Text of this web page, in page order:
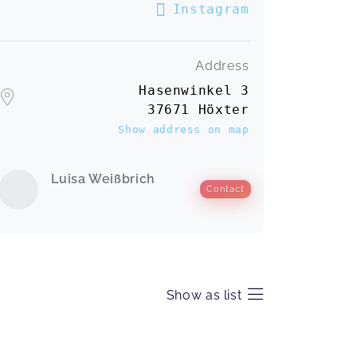
Instagram
Address
Hasenwinkel 3
37671 Höxter
Show address on map
Luisa Weißbrich
Contact
Show as list